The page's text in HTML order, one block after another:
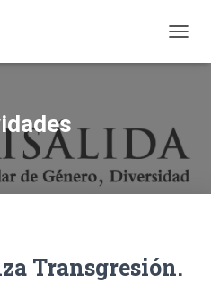
MODO
Transgresión.